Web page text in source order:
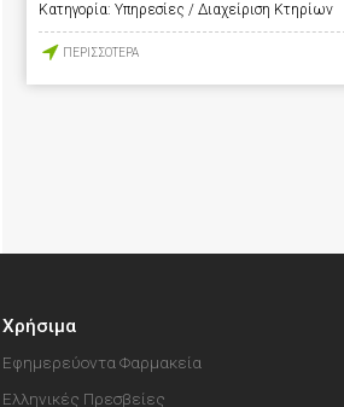
Κατηγορία: Υπηρεσίες / Διαχείριση Κτηρίων
ΠΕΡΙΣΣΟΤΕΡΑ
Χρήσιμα
Εφημερεύοντα Φαρμακεία
Ελληνικές Πρεσβείες